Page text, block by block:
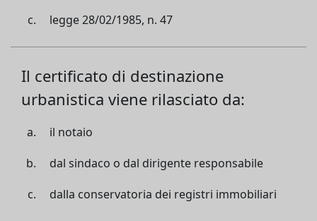
legge 28/02/1985, n. 47
Il certificato di destinazione
urbanistica viene rilasciato da:
il notaio
dal sindaco o dal dirigente responsabile
dalla conservatoria dei registri immobiliari